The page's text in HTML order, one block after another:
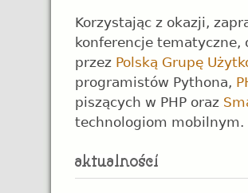
Korzystając z okazji,
konferencje tematyczne,
przez Polską Grupę
programistów Pythona,
piszących w PHP oraz
technologiom mobilnym.